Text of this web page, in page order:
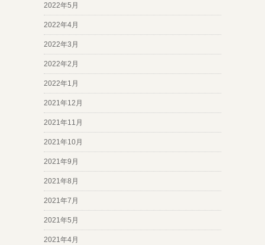
2022年5月
2022年4月
2022年3月
2022年2月
2022年1月
2021年12月
2021年11月
2021年10月
2021年9月
2021年8月
2021年7月
2021年5月
2021年4月